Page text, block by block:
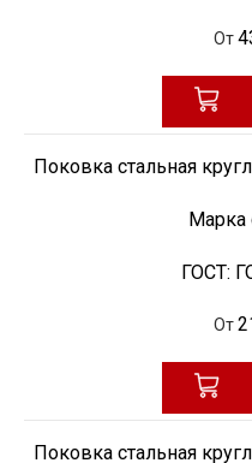
От
Поковка стальная
Марка
ГОСТ:
От
Поковка стальная